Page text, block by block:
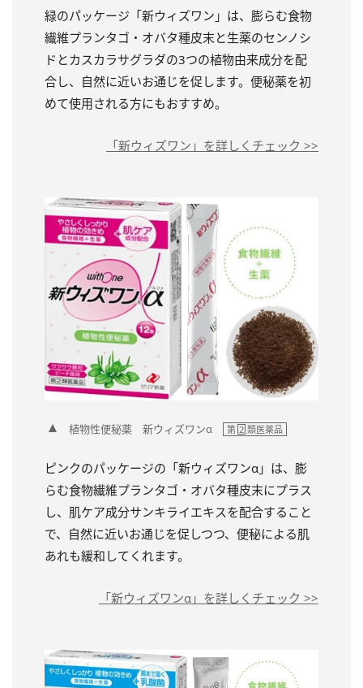
緑のパッケージ「新ウィズワン」は、膨らむ食物
繊維プランタゴ・オバタ種皮末と生薬のセンノシ
ドとカスカラサグラダの3つの植物由来成分を配
合し、自然に近いお通じを促します。便秘薬を初
めて使用される方にもおすすめ。
「新ウィズワン」を詳しくチェック >>
植物性便秘薬 新ウィズワンα 第 2 類医薬品
ピンクのパッケージの「新ウィズワンα」は、膨
らむ食物繊維プランタゴ・オバタ種皮末にプラス
し、肌ケア成分サンキライエキスを配合すること
で、自然に近いお通じを促しつつ、便秘による肌
あれも緩和してくれます。
「新ウィズワンα」を詳しくチェック >>